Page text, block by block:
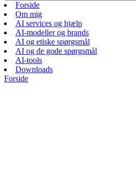
Forside
Om mig
AI services og hjælp
AI-modeller og brands
AI og etiske spørgsmål
AI og de gode spørgsmål
AI-tools
Downloads
Forside